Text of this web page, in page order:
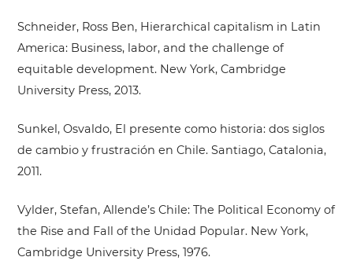
Schneider, Ross Ben, Hierarchical capitalism in Latin
America: Business, labor, and the challenge of
equitable development. New York, Cambridge
University Press, 2013.
Sunkel, Osvaldo, El presente como historia: dos siglos
de cambio y frustración en Chile. Santiago, Catalonia,
2011.
Vylder, Stefan, Allende’s Chile: The Political Economy of
the Rise and Fall of the Unidad Popular. New York,
Cambridge University Press, 1976.